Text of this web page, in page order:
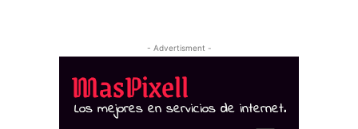
- Advertisment -